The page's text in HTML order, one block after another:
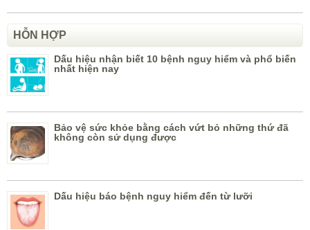
HỖN HỢP
Dấu hiệu nhận biết 10 bệnh nguy hiểm và phổ biến
nhất hiện nay
Bảo vệ sức khỏe bằng cách vứt bỏ những thứ đã
không còn sử dụng được
Dấu hiệu báo bệnh nguy hiểm đến từ lưỡi